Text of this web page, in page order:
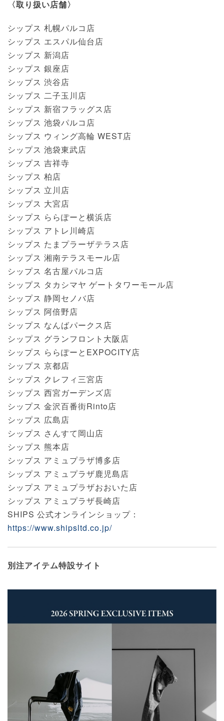
〈取り扱い店舗〉
シップス 札幌パルコ店
シップス エスパル仙台店
シップス 新潟店
シップス 銀座店
シップス 渋谷店
シップス 二子玉川店
シップス 新宿フラッグス店
シップス 池袋パルコ店
シップス ウィング高輪 WEST店
シップス 池袋東武店
シップス 吉祥寺
シップス 柏店
シップス 立川店
シップス 大宮店
シップス ららぽーと横浜店
シップス アトレ川崎店
シップス たまプラーザテラス店
シップス 湘南テラスモール店
シップス 名古屋パルコ店
シップス タカシマヤ ゲートタワーモール店
シップス 静岡セノバ店
シップス 阿倍野店
シップス なんばパークス店
シップス グランフロント大阪店
シップス ららぽーとEXPOCITY店
シップス 京都店
シップス クレフィ三宮店
シップス 西宮ガーデンズ店
シップス 金沢百番街Rinto店
シップス 広島店
シップス さんすて岡山店
シップス 熊本店
シップス アミュプラザ博多店
シップス アミュプラザ鹿児島店
シップス アミュプラザおおいた店
シップス アミュプラザ長崎店
SHIPS 公式オンラインショップ：
https://www.shipsltd.co.jp/
別注アイテム特設サイト